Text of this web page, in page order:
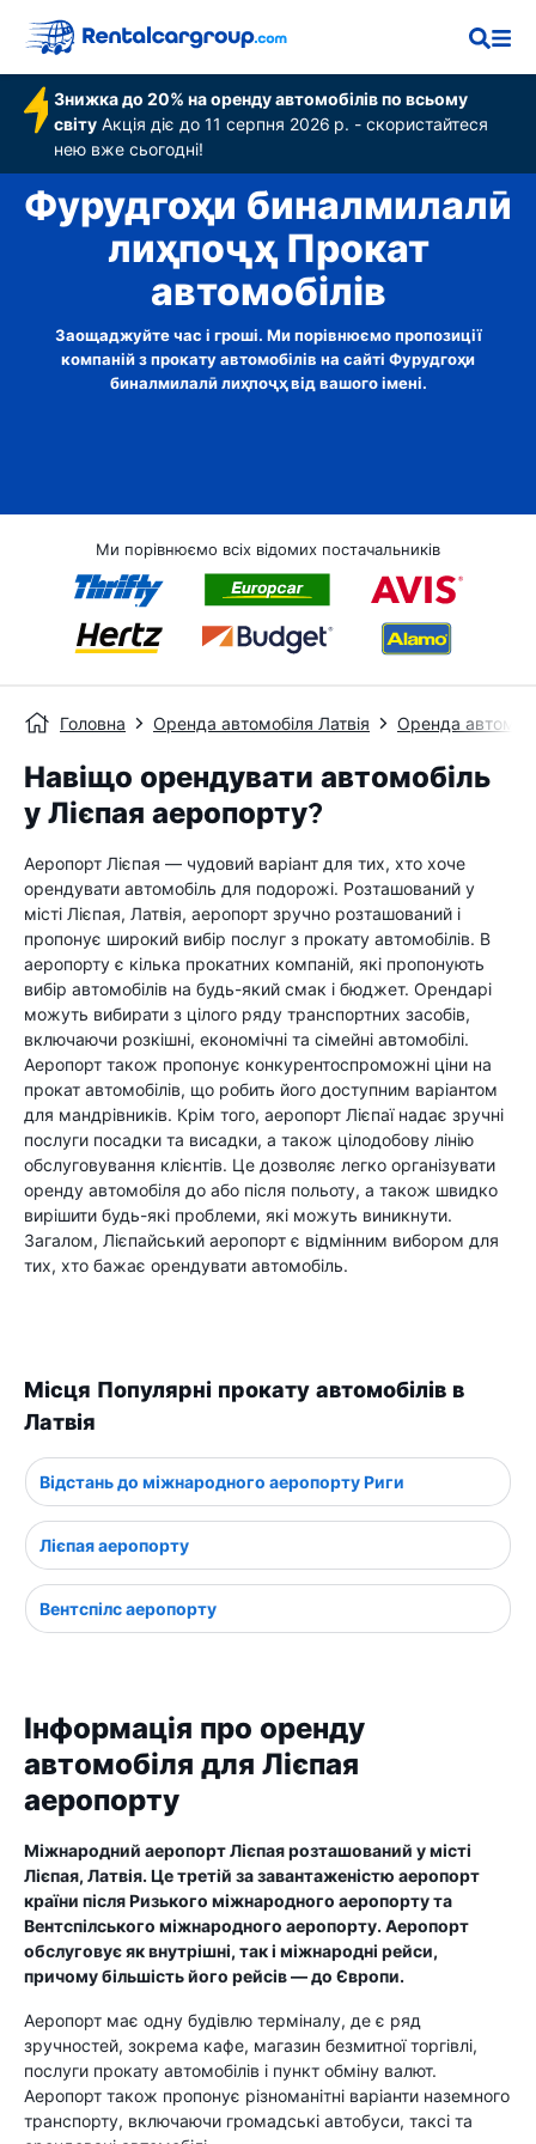
Знижка до 20% на оренду автомобілів по всьому
світу Акція діє до 11 серпня 2026 р. - скористайтеся
нею вже сьогодні!
Фурудгоҳи бин‌алмилалӣ
лиҳ‌поҷҳ Прокат
автомобілів
Заощаджуйте час і гроші. Ми порівнюємо пропозиції
компаній з прокату автомобілів на сайті Фурудгоҳи
бин‌алмилалӣ лиҳ‌поҷҳ від вашого імені.
Ми порівнюємо всіх відомих постачальників
Головна Оренда автомобіля Латвія Оренда
Навіщо орендувати автомобіль
у Лієпая аеропорту?
Аеропорт Лієпая — чудовий варіант для тих, хто хоче
орендувати автомобіль для подорожі. Розташований у
місті Лієпая, Латвія, аеропорт зручно розташований і
пропонує широкий вибір послуг з прокату автомобілів. В
аеропорту є кілька прокатних компаній, які пропонують
вибір автомобілів на будь-який смак і бюджет. Орендарі
можуть вибирати з цілого ряду транспортних засобів,
включаючи розкішні, економічні та сімейні автомобілі.
Аеропорт також пропонує конкурентоспроможні ціни на
прокат автомобілів, що робить його доступним варіантом
для мандрівників. Крім того, аеропорт Лієпаї надає зручні
послуги посадки та висадки, а також цілодобову лінію
обслуговування клієнтів. Це дозволяє легко організувати
оренду автомобіля до або після польоту, а також швидко
вирішити будь-які проблеми, які можуть виникнути.
Загалом, Лієпайський аеропорт є відмінним вибором для
тих, хто бажає орендувати автомобіль.
Місця Популярні прокату автомобілів в
Латвія
Відстань до міжнародного аеропорту Риги
Лієпая аеропорту
Вентспілс аеропорту
Інформація про оренду
автомобіля для Лієпая
аеропорту
Міжнародний аеропорт Лієпая розташований у місті
Лієпая, Латвія. Це третій за завантаженістю аеропорт
країни після Ризького міжнародного аеропорту та
Вентспілського міжнародного аеропорту. Аеропорт
обслуговує як внутрішні, так і міжнародні рейси,
причому більшість його рейсів — до Європи.
Аеропорт має одну будівлю терміналу, де є ряд
зручностей, зокрема кафе, магазин безмитної торгівлі,
послуги прокату автомобілів і пункт обміну валют.
Аеропорт також пропонує різноманітні варіанти наземного
транспорту, включаючи громадські автобуси, таксі та